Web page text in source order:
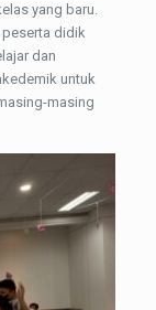
yang baru.
peserta didik
dan
untuk
masing